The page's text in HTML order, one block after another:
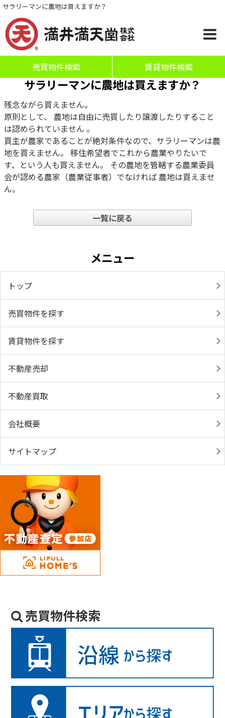
サラリーマンに農地は買えますか？
売買物件検索 賃貸物件検索
サラリーマンに農地は買えますか？
残念ながら買えません。
原則として、 農地は自由に売買したり譲渡したりすること
は認められていません 。
買主が農家であることが絶対条件なので、サラリーマンは農
地を買えません。 移住希望者でこれから農業やりたいで
す、という人も買えません。 その農地を管轄する農業委員
会が認める農家（農業従事者）でなければ 農地は買えませ
ん。
一覧に戻る
メニュー
トップ
売買物件を探す
賃貸物件を探す
不動産売却
不動産買取
会社概要
サイトマップ
売買物件検索